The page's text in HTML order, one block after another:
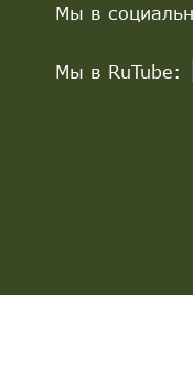
Мы в
Мы в RuTube: